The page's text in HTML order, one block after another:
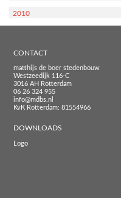
2010
CONTACT
matthijs de boer stedenbouw
Westzeedijk 116-C
3016 AH Rotterdam
06 26 324 955
info@mdbs.nl
KvK Rotterdam: 81554966
DOWNLOADS
Logo